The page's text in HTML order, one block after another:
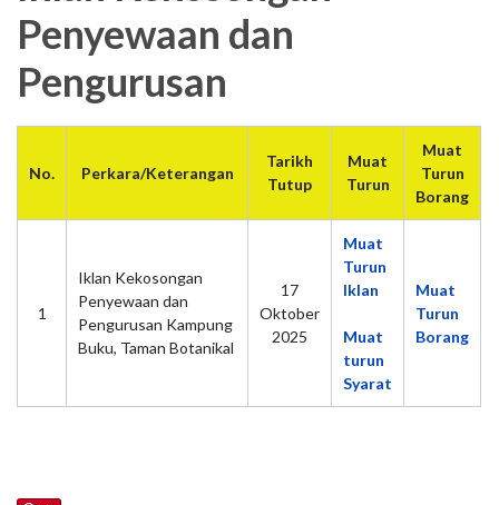
Penyewaan dan
Pengurusan
No. Perkara/Keterangan
Tarikh
Tutup
Muat
Turun
Muat
Turun
Borang
1
Iklan Kekosongan
Penyewaan dan
Pengurusan Kampung
Buku, Taman Botanikal
17
Oktober
2025
Muat
Turun
Iklan
Muat
turun
Syarat
Muat
Turun
Borang